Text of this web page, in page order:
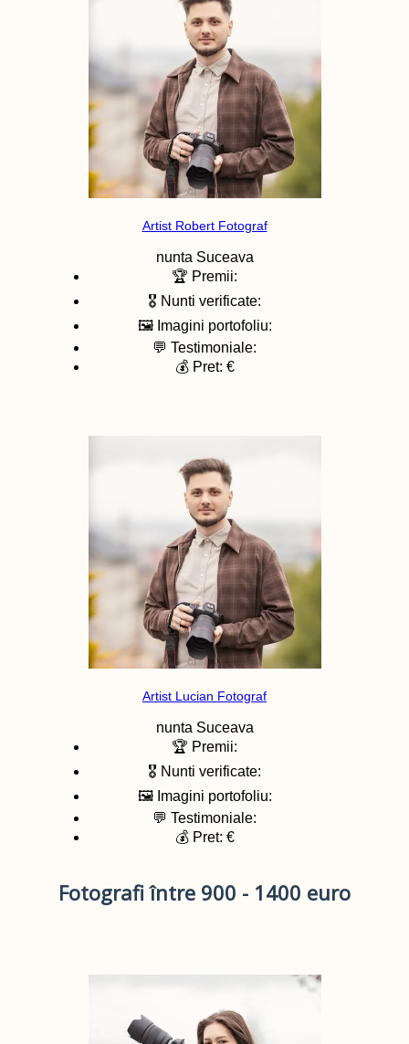
Artist Robert Fotograf
nunta Suceava
🏆 Premii:
🎖️ Nunti verificate:
🖼️ Imagini portofoliu:
💬 Testimoniale:
💰 Pret: €
Artist Lucian Fotograf
nunta Suceava
🏆 Premii:
🎖️ Nunti verificate:
🖼️ Imagini portofoliu:
💬 Testimoniale:
💰 Pret: €
Fotografi între 900 - 1400 euro